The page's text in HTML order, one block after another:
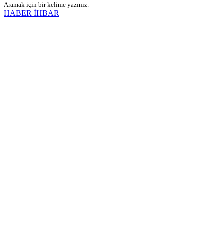
Aramak için bir kelime yazınız.
HABER İHBAR